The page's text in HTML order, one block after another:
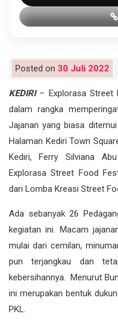
Posted on 30 Juli 2022
KEDIRI– Explorasa Street
dalam rangka
Jajanan yang biasa
Halaman Kediri Town
Kediri, Ferry Silviana
Explorasa Street Food
dari Lomba Kreasi Street
Ada sebanyak 26
kegiatan ini. Macam
mulai dari cemilan,
pun terjangkau dan
kebersihannya. Menurut
ini merupakan bentuk
PKL.